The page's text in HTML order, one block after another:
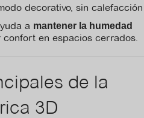
decorativo, sin calefacción
a mantener la humedad
confort en espacios cerrados.
de la
3D